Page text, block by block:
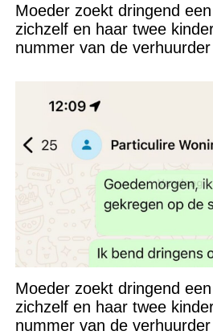
Moeder zoekt dringend
zichzelf en haar twee
nummer van de
Moeder zoekt dringend
zichzelf en haar twee
nummer van de